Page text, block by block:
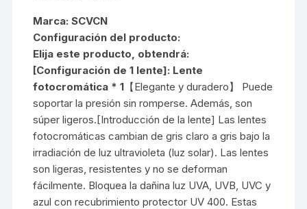
Marca: SCVCN
Configuración del producto:
Elija este producto, obtendrá:
[Configuración de 1 lente]: Lente
fotocromática * 1 【Elegante y duradero】 Puede
soportar la presión sin romperse. Además, son
súper ligeros.[Introducción de la lente] Las lentes
fotocromáticas cambian de gris claro a gris bajo la
irradiación de luz ultravioleta (luz solar). Las lentes
son ligeras, resistentes y no se deforman
fácilmente. Bloquea la dañina luz UVA, UVB, UVC y
azul con recubrimiento protector UV 400. Estas